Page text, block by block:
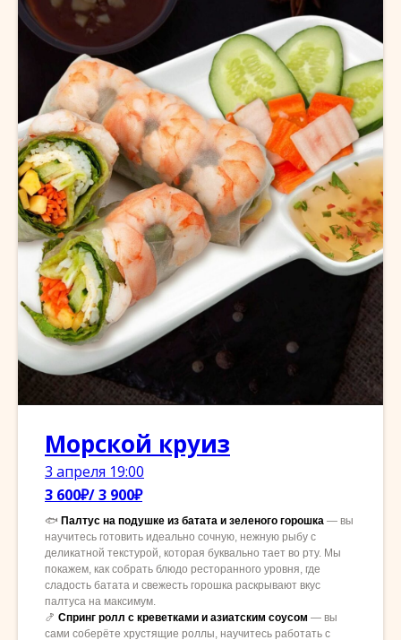
Морской круиз
3 апреля 19:00
3 600₽/ 3 900₽
🐟 Палтус на подушке из батата и зеленого горошка — вы
научитесь готовить идеально сочную, нежную рыбу с
деликатной текстурой, которая буквально тает во рту. Мы
покажем, как собрать блюдо ресторанного уровня, где
сладость батата и свежесть горошка раскрывают вкус
палтуса на максимум.
🍤 Спринг ролл с креветками и азиатским соусом — вы
сами соберёте хрустящие роллы, научитесь работать с